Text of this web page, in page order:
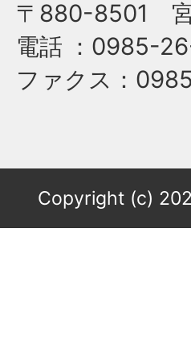
〒880-8501 宮
電話 ：0985-
ファクス ：
Copyright (c)